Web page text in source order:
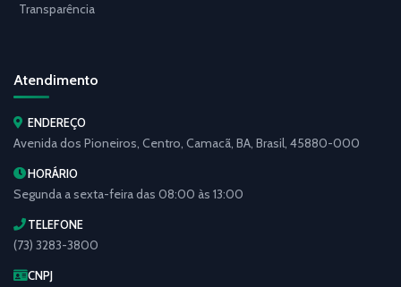
Transparência
Atendimento
ENDEREÇO
Avenida dos Pioneiros, Centro, Camacã, BA, Brasil, 45880-000
HORÁRIO
Segunda a sexta-feira das 08:00 às 13:00
TELEFONE
(73) 3283-3800
CNPJ